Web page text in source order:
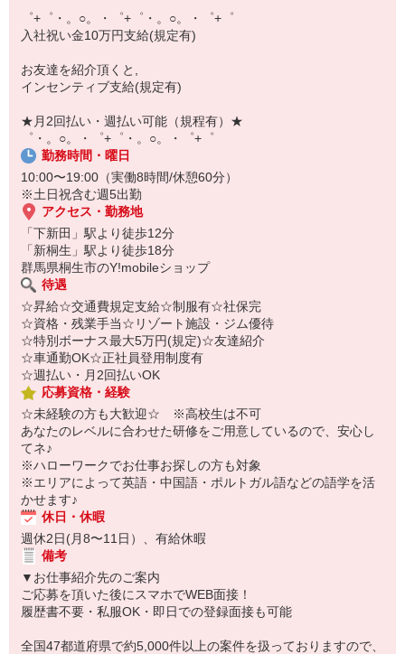
短期・期間限定・オープニング・官公庁案件
上場/優良/大手企業など
【スマホ面接実施中】
￣￣￣￣￣￣￣￣￣
自宅に居ながらスマホでカンタン面接OK！
オンライン面談なのでスピード対応。
即日登録もOK♪
気になった方はお気軽にご相談ください！
゜+゜・。○。・゜+゜・。○。・゜+゜
入社祝い金10万円支給(規定有)
お友達を紹介頂くと,
インセンティブ支給(規定有)
★月2回払い・週払い可能（規程有）★
゜・。○。・゜+゜・。○。・゜+゜
勤務時間・曜日
10:00〜19:00（実働8時間/休憩60分）
※土日祝含む週5出勤
アクセス・勤務地
「下新田」駅より徒歩12分
「新桐生」駅より徒歩18分
群馬県桐生市のY!mobileショップ
待遇
☆昇給☆交通費規定支給☆制服有☆社保完
☆資格・残業手当☆リゾート施設・ジム優待
☆特別ボーナス最大5万円(規定)☆友達紹介
☆車通勤OK☆正社員登用制度有
☆週払い・月2回払いOK
応募資格・経験
☆未経験の方も大歓迎☆ ※高校生は不可
あなたのレベルに合わせた研修をご用意しているので、安心し
てネ♪
※ハローワークでお仕事お探しの方も対象
※エリアによって英語・中国語・ポルトガル語などの語学を活
かせます♪
休日・休暇
週休2日(月8〜11日）、有給休暇
備考
▼お仕事紹介先のご案内
ご応募を頂いた後にスマホでWEB面接！
履歴書不要・私服OK・即日での登録面接も可能
全国47都道府県で約5,000件以上の案件を扱っておりますので、